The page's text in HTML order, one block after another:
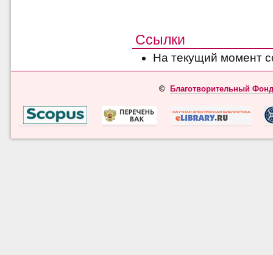
Ссылки
На текущий момент
© Благотворительный